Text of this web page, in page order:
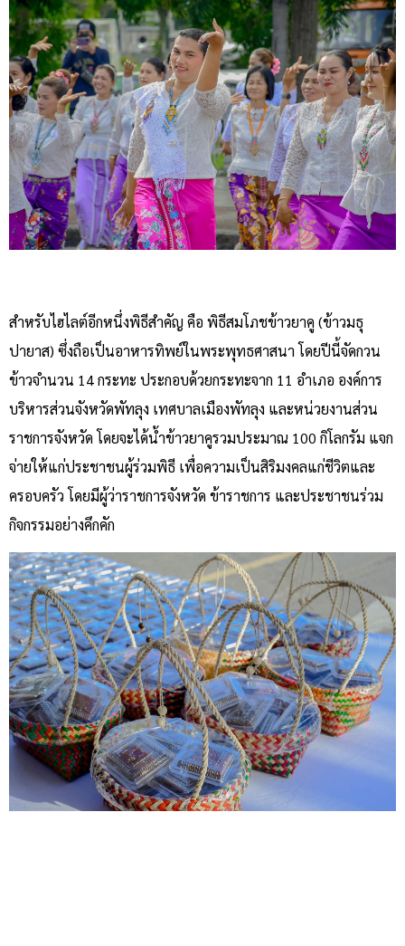
สำหรับไฮไลต์อีกหนึ่งพิธีสำคัญ คือ พิธีสมโภชข้าวยาคู (ข้าวมธุ
ปายาส) ซึ่งถือเป็นอาหารทิพย์ในพระพุทธศาสนา โดยปีนี้จัดกวน
ข้าวจำนวน 14 กระทะ ประกอบด้วยกระทะจาก 11 อำเภอ องค์การ
บริหารส่วนจังหวัดพัทลุง เทศบาลเมืองพัทลุง และหน่วยงานส่วน
ราชการจังหวัด โดยจะได้น้ำข้าวยาคูรวมประมาณ 100 กิโลกรัม แจก
จ่ายให้แก่ประชาชนผู้ร่วมพิธี เพื่อความเป็นสิริมงคลแก่ชีวิตและ
ครอบครัว โดยมีผู้ว่าราชการจังหวัด ข้าราชการ และประชาชนร่วม
กิจกรรมอย่างคึกคัก